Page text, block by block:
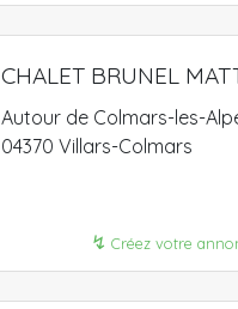
CHALET BRUNEL
Autour de Colmars-les-
04370 Villars-Colmars
↯ Créez votre